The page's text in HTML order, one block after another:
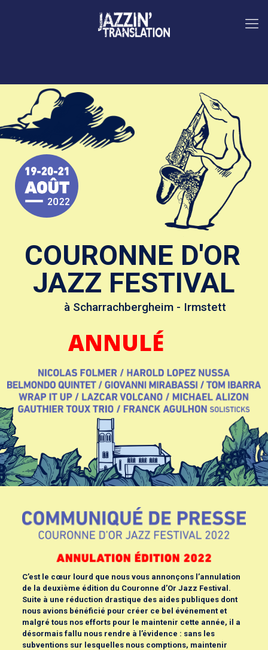
COURONNE D'OR
JAZZ FESTIVAL
à Scharrachbergheim - Irmstett
ANNULÉ
C’est le cœur lourd que nous vous annonçons l’annulation
de la deuxième édition du Couronne d’Or Jazz Festival.
Suite à une réduction drastique des aides publiques dont
nous avions bénéficié pour créer ce bel événement et
malgré tous nos efforts pour le maintenir cette année, il a
désormais fallu nous rendre à l’évidence : sans les
subventions sur lesquelles nous comptions, maintenir